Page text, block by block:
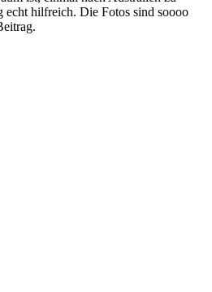
echt hilfreich. Die Fotos sind soooo